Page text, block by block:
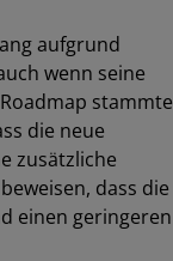
aufgrund
wenn seine
stammte
die neue
zusätzliche
dass die
einen geringeren